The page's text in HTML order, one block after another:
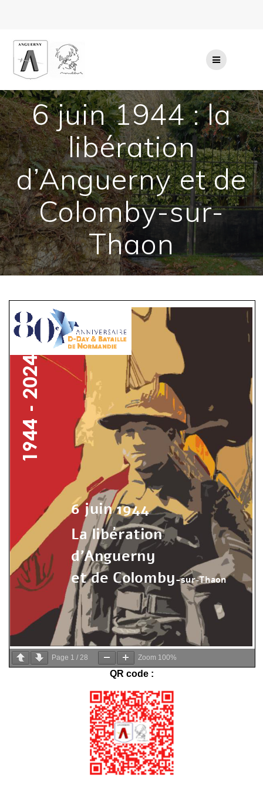
6 juin 1944 : la
libération
d’Anguerny et de
Colomby-sur-
Thaon
Page 1 / 28 Zoom 100%
QR code :